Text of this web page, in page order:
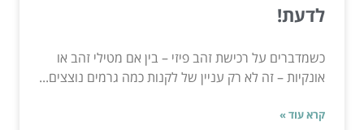
לדעת!
כשמדברים על רכישת זהב פיזי – בין אם מטילי זהב או
אונקיות – זה לא רק עניין של לקנות כמה גרמים נוצצים...
קרא עוד »